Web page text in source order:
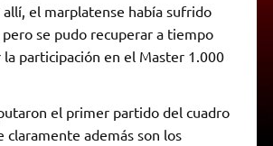
el marplatense había sufrido
se pudo recuperar a tiempo
la participación en el Master 1.000
el primer partido del cuadro
claramente además son los